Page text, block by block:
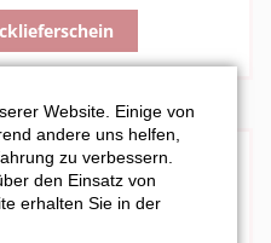
Website. Einige von
andere uns helfen,
zu verbessern.
den Einsatz von
erhalten Sie in der